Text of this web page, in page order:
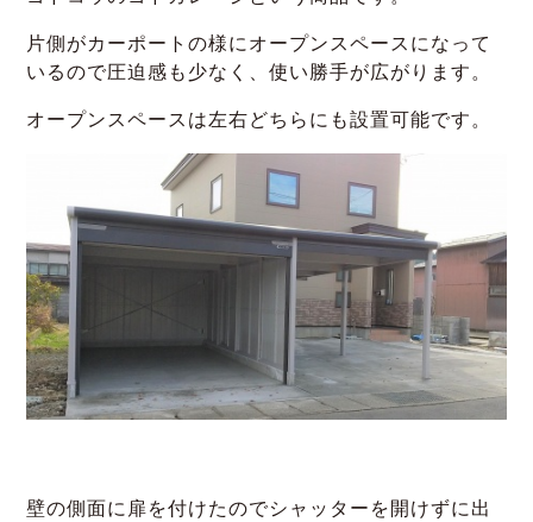
片側がカーポートの様にオープンスペースになって
いるので圧迫感も少なく、使い勝手が広がります。
オープンスペースは左右どちらにも設置可能です。
壁の側面に扉を付けたのでシャッターを開けずに出